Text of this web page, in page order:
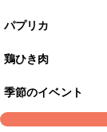
パプリカ
鶏ひき肉
季節のイベント